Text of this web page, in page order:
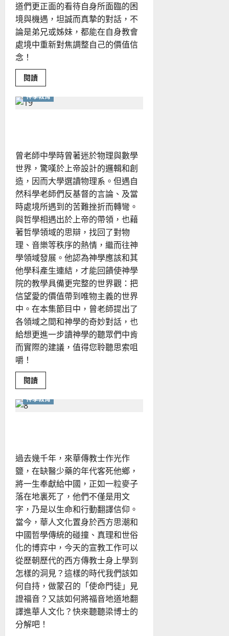
道們更正面的看待自身所面臨的困
境與機遇，坦誠而真摯的對話，不
論是弟兄或姊妹，都能在自身教會
處境中重新對焦調整自己的價值信
念！
閱讀Read
more
女
像
神學教育
曾老師中學時曾著迷於物理與數學
世界，驚嘆於上帝設計的邏輯和創
造，因而大學選讀物理系。但遇自
然科學老師們反基督的言論、及當
時處境所遇到的苦難挫折而轉彎。
與哲學相遇出於上帝的帶領，也藉
著哲學領域的思辯，找回了對物
理、音樂等秩序的熱情，繼而往神
學領域發展。他認為神學應該和其
他學科產生連結，才能回饋使神學
院的教學具備更完整的世界觀：把
信望愛的價值帶到唯物主義的世界
中。在本集節目中，曾老師提出了
各領域之間和神學的奇妙對話，也
給想更進一步讀神學的聽眾們中肯
而實際的建議，值得您聆聽思索咀
嚼！
閱讀Read
more
華
神學教育
過去幾千年，來華傳教士作光作
鹽，在缺醫少藥的年代客死他鄉，
將一生奉獻給中國，正如一粒麥子
落在地裏死了，他們不僅是用文
字，乃是以生命和行動翻譯信仰。
當今，華人文化置身於西方思潮和
中國哲學傳統的碰撞、真理和世俗
化的博弈中，今天的宣教工作可以
從歷朝歷代的西方傳教士身上學到
怎樣的洞見？這樣的時代我們該如
何自持，做蒙召的「使命門徒」見
證福音？又該如何將福音地道地翻
譯進華人文化？快來聽聽梁博士的
分解吧！